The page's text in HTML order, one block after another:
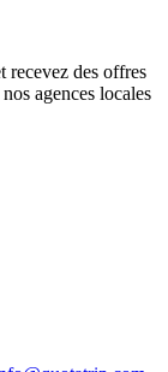
recevez des offres
agences locales